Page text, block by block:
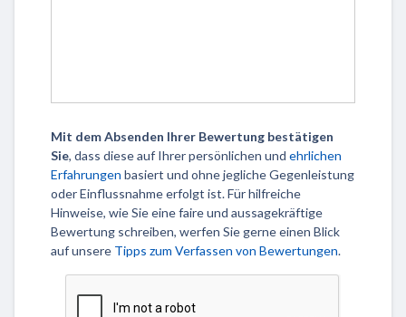
Mit dem Absenden Ihrer Bewertung bestätigen
Sie, dass diese auf Ihrer persönlichen und ehrlichen
Erfahrungen basiert und ohne jegliche Gegenleistung
oder Einflussnahme erfolgt ist. Für hilfreiche
Hinweise, wie Sie eine faire und aussagekräftige
Bewertung schreiben, werfen Sie gerne einen Blick
auf unsere Tipps zum Verfassen von Bewertungen.